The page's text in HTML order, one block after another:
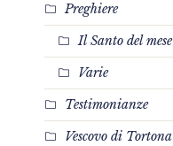
Preghiere
Il Santo del mese
Varie
Testimonianze
Vescovo di Tortona